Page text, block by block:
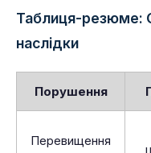
Таблиця-резюме:
наслідки
Порушення
Перевищення